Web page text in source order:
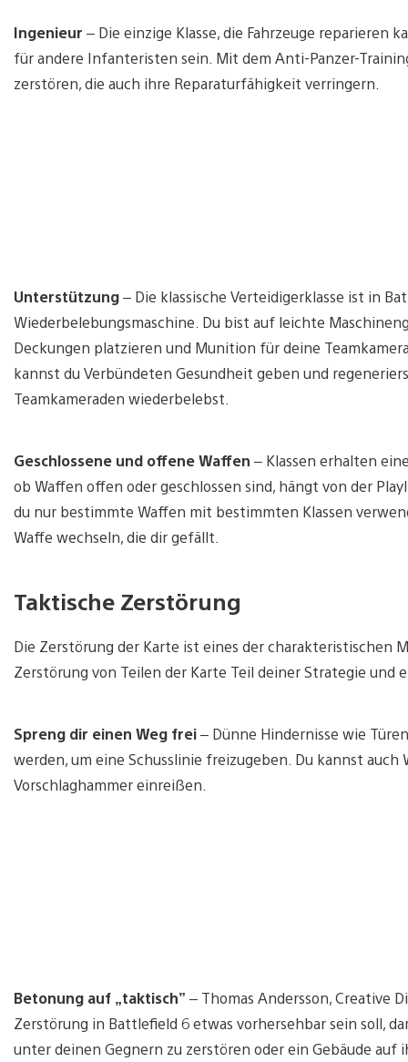
Ingenieur – Die einzige Klasse, die Fahrzeuge reparieren
für andere Infanteristen sein. Mit dem Anti-Panzer-
zerstören, die auch ihre Reparaturfähigkeit verringern.
Unterstützung– Die klassische Verteidigerklasse ist in
Wiederbelebungsmaschine. Du bist auf leichte
Deckungen platzieren und Munition für deine
kannst du Verbündeten Gesundheit geben und
Teamkameraden wiederbelebst.
Geschlossene und offene Waffen – Klassen erhalten
ob Waffen offen oder geschlossen sind, hängt von der
du nur bestimmte Waffen mit bestimmten Klassen
Waffe wechseln, die dir gefällt.
Taktische Zerstörung
Die Zerstörung der Karte ist eines der charakteristischen
Zerstörung von Teilen der Karte Teil deiner Strategie und
Spreng dir einen Weg frei– Dünne Hindernisse wie
werden, um eine Schusslinie freizugeben. Du kannst
Vorschlaghammer einreißen.
Betonung auf „taktisch” – Thomas Andersson, Creative
Zerstörung in Battlefield 6 etwas vorhersehbar sein soll,
unter deinen Gegnern zu zerstören oder ein Gebäude